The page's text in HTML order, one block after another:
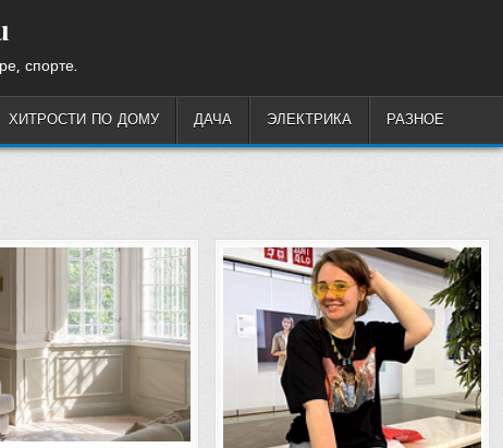
спорте.
ХИТРОСТИ ПО ДОМУ ДАЧА ЭЛЕКТРИКА РАЗНОЕ